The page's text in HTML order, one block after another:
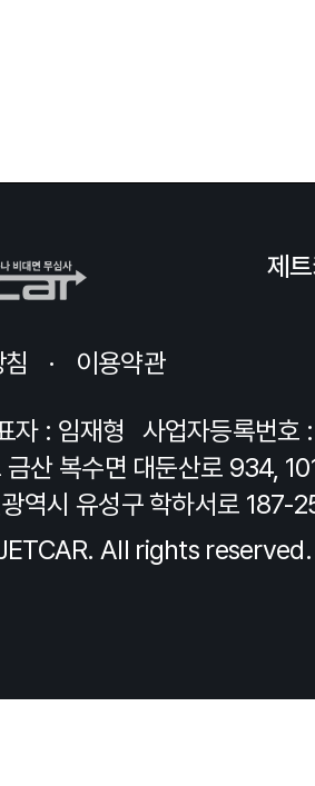
제
이용약관
자 : 임재형
사업자등록번
금산 복수면 대둔산로 934,
역시 유성구 학하서로 187-
All rights reserved.